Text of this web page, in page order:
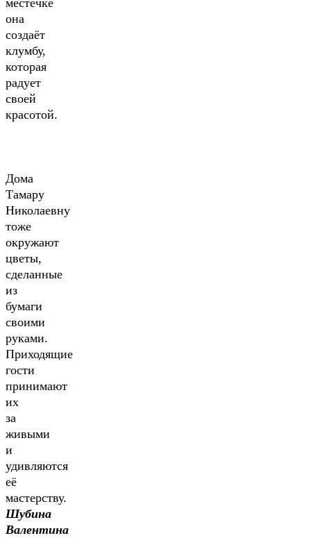
местечке
она
создаёт
клумбу,
которая
радует
своей
красотой.
Дома
Тамару
Николаевну
тоже
окружают
цветы,
сделанные
из
бумаги
своими
руками.
Приходящие
гости
принимают
их
за
живыми
и
удивляются
её
мастерству.
Шубина
Валентина